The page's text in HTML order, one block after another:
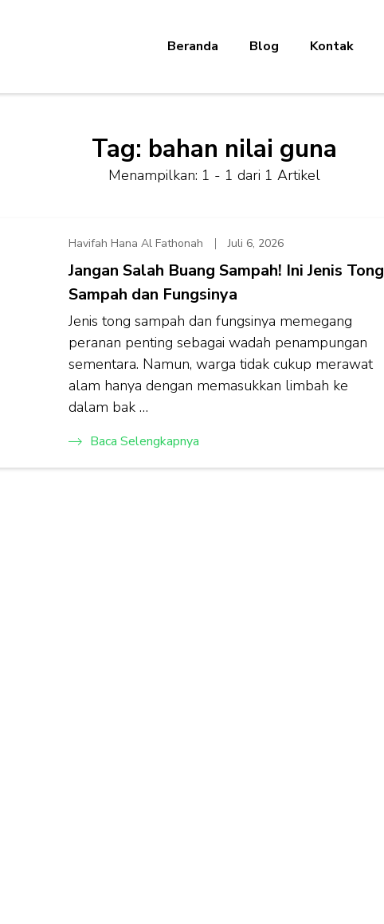
Beranda Blog Kontak
Tag: bahan nilai guna
Menampilkan: 1 - 1 dari 1 Artikel
Havifah Hana Al Fathonah Juli 6, 2026
Jangan Salah Buang Sampah! Ini Jenis Tong
Sampah dan Fungsinya
Jenis tong sampah dan fungsinya memegang
peranan penting sebagai wadah penampungan
sementara. Namun, warga tidak cukup merawat
alam hanya dengan memasukkan limbah ke
dalam bak …
Baca Selengkapnya